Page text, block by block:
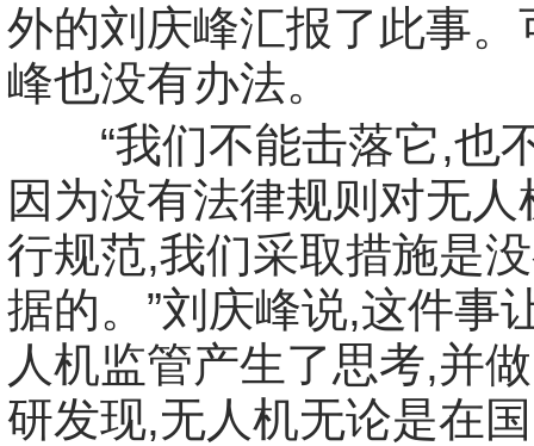
外的刘庆峰汇报了此事。
峰也没有办法。
“我们不能击落它,也
因为没有法律规则对无
行规范,我们采取措施是
据的。”刘庆峰说,这件事
人机监管产生了思考,并
研发现,无人机无论是在